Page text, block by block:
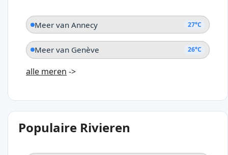
Meer van Annecy 27°C
Meer van Genève 26°C
alle meren ->
Populaire Rivieren